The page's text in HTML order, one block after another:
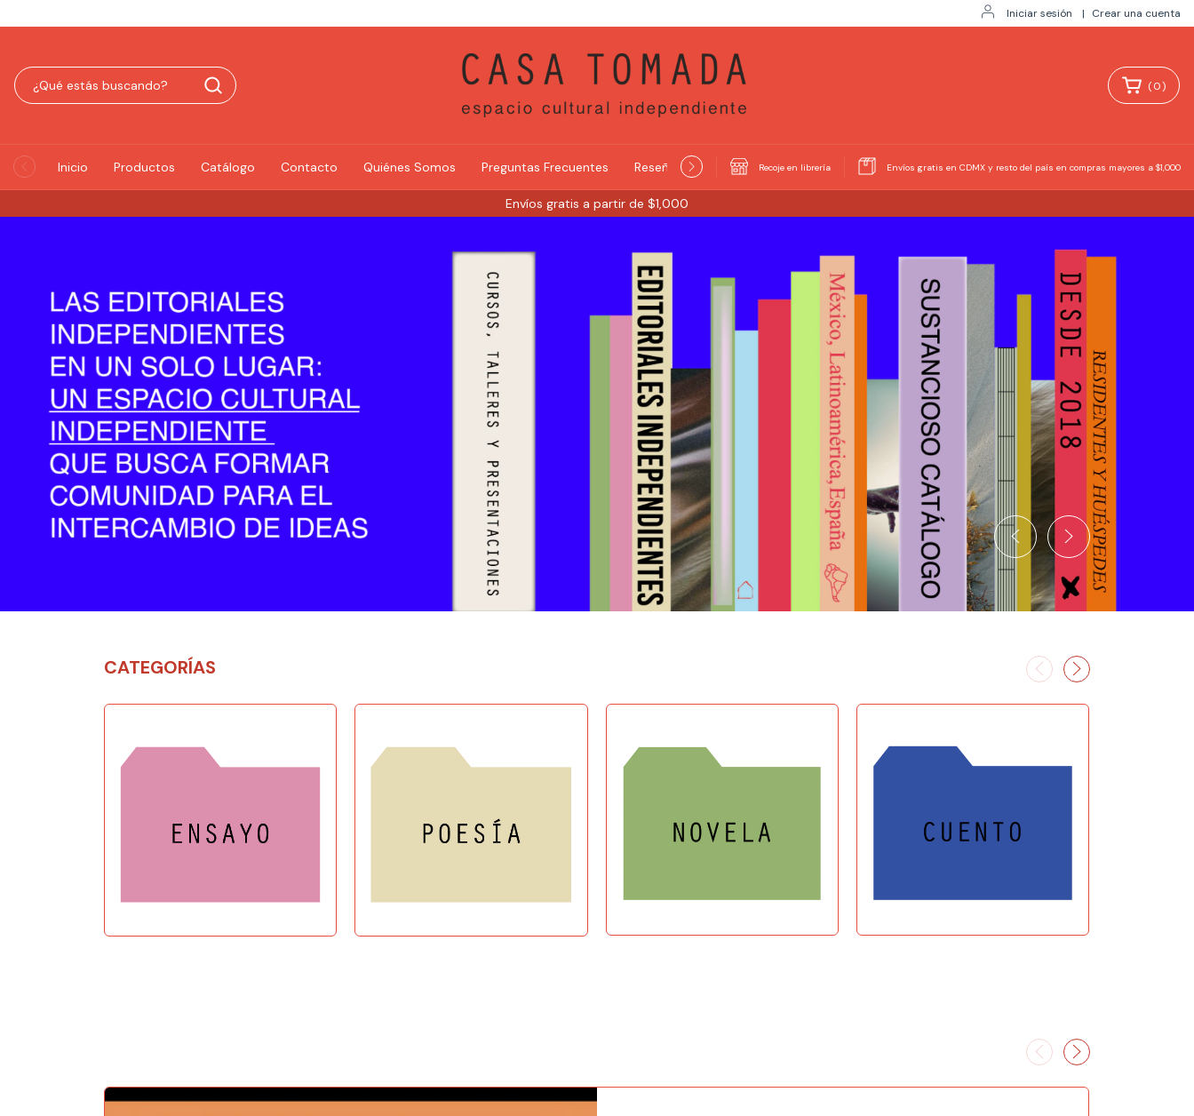
Iniciar sesión | Crear una cuenta
Envíos gratis a partir de $1,000
(0)
Inicio Productos Catálogo Contacto Quiénes Somos Preguntas Frecuentes Reseñas y SeleccionesRecoje en librería Envíos gratis en CDMX y resto del país en compras mayores a $1,000
CATEGORÍAS